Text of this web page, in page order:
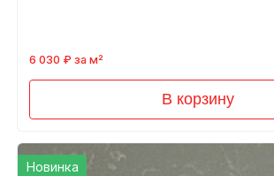
6 030 ₽ за м²
В корзину
Новинка